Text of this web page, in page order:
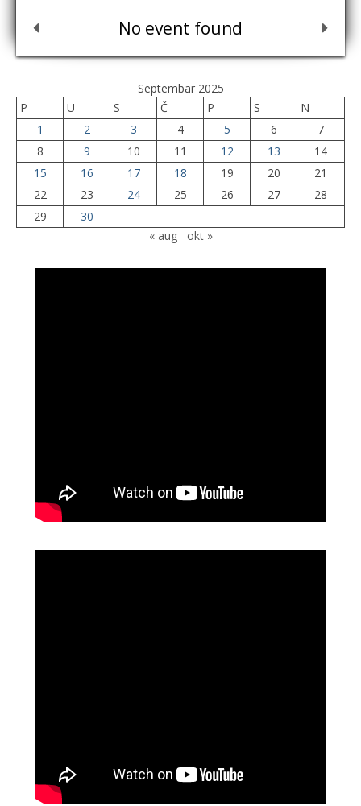
No event found
Septembar 2025
P
U S Č P S
N
1
2 3 4 5 6
7
8
9 10 11 12 13
14
15
16 17 18 19 20
21
22
23 24 25 26 27
28
29
30
« aug
okt »